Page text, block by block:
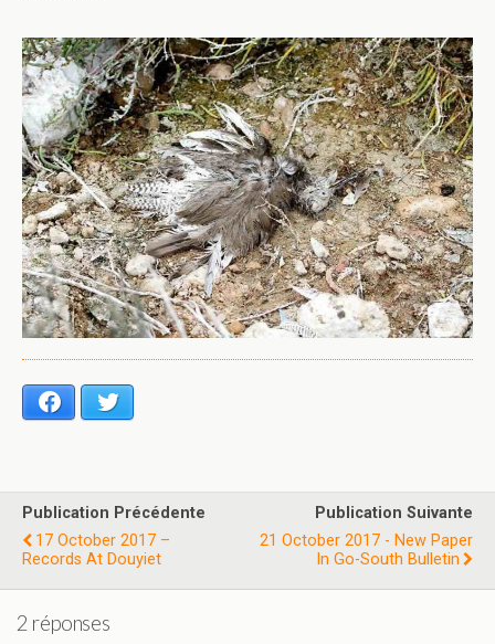
Facebook
Publication Précédente
17 October 2017 –
Records At Douyiet
Publication Suivante
21 October 2017 - New Paper
In Go-South Bulletin
2 réponses